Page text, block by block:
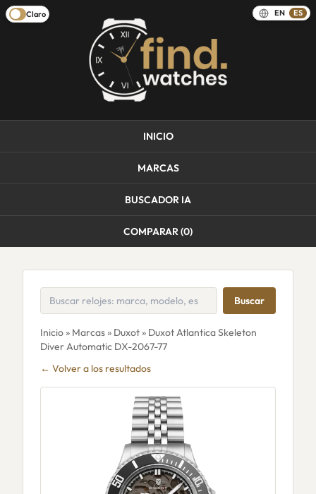
Claro EN ES
INICIO
MARCAS
BUSCADOR IA
COMPARAR (0)
Buscar
Inicio» Marcas» Duxot» Duxot Atlantica Skeleton
Diver Automatic DX-2067-77
← Volver a los resultados